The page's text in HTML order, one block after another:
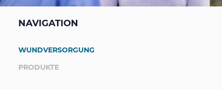
Persönliche Schutz-ausrüstung
Diabetes Produkte
Arbeiten bei GD Medical
Schulungen, Webinare und Kongresse
Suche
NAVIGATION
WUNDVERSORGUNG
PRODUKTE